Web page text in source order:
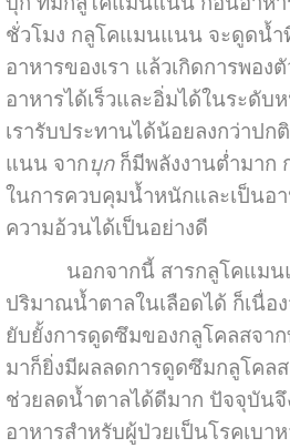
ชั่วโมง กลูโคแมนแนน จะดูดน้ำ
อาหารของเรา แล้วเกิดการพอง
อาหารได้เร็วและอิ่มได้ในระดับ
เรารับประทานได้น้อยลงกว่าป
แนน จากบุกก็มีพลังงานต่ำมาก
ในการควบคุมน้ำหนักและเป็นอ
ความอ้วนได้เป็นอย่างดี
นอกจากนี้ สารกลูโคแมนแ
ปริมาณน้ำตาลในเลือดได้ ก็เนื่อ
ยับยั้งการดูดซึมของกลูโคลสจา
มาก็ยิ่งมีผลลดการดูดซึมกลูโค
ช่วยลดน้ำตาลได้ดีมาก ปัจจุบันจึ
อาหารสำหรับผู้ป่วยเป็นโรคเบา